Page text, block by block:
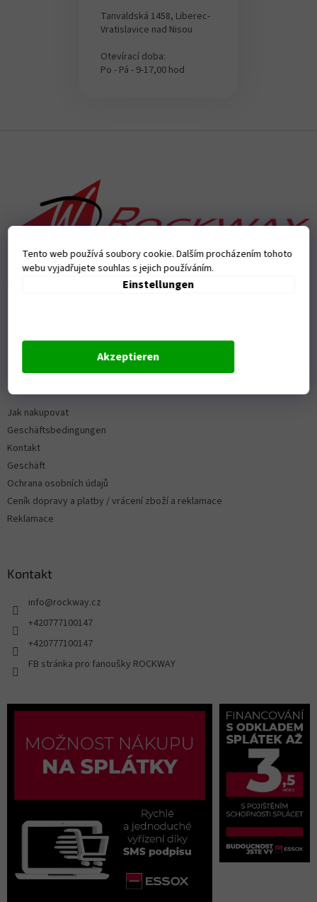
Tento web používá soubory cookie. Dalším procházením tohoto
webu vyjadřujete souhlas s jejich používáním.
Einstellungen
Akzeptieren
Tanvaldská 1458, Liberec-
Vratislavice nad Nisou
Otevírací doba:
Po - Pá - 9-17,00 hod
Přijímáme online platby
Informace pro vás
Jak nakupovat
Geschäftsbedingungen
Kontakt
Geschäft
Ochrana osobních údajů
Ceník dopravy a platby / vrácení zboží a reklamace
Reklamace
Kontakt
info@rockway.cz
+420777100147
+420777100147
FB stránka pro fanoušky ROCKWAY